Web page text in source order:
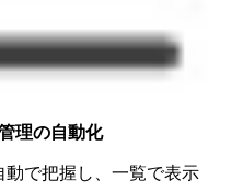
理の自動化
で把握し、一覧で表示